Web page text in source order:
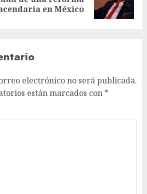
en México
electrónico no será publicada.
están marcados con *